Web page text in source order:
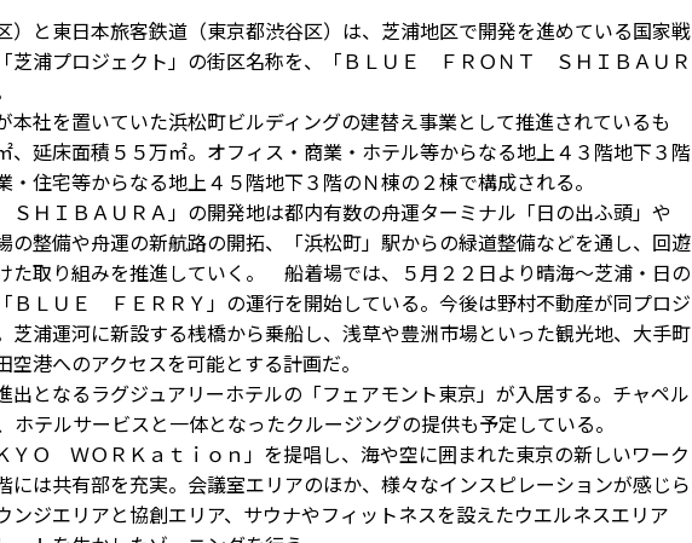
と東日本旅客鉄道（東京都渋谷区）は、芝浦地区で開発を進めている国家戦
芝浦プロジェクト」の街区名称を、「ＢＬＵＥ ＦＲＯＮＴ ＳＨＩＢＡＵＲ
社を置いていた浜松町ビルディングの建替え事業として推進されているも
、延床面積５５万㎡。オフィス・商業・ホテル等からなる地上４３階地下３階
住宅等からなる地上４５階地下３階のＮ棟の２棟で構成される。
ＩＢＡＵＲＡ」の開発地は都内有数の舟運ターミナル「日の出ふ頭」や
の整備や舟運の新航路の開拓、「浜松町」駅からの緑道整備などを通し、回遊
た取り組みを推進していく。 船着場では、５月２２日より晴海～芝浦・日の
ＢＬＵＥ ＦＥＲＲＹ」の運行を開始している。今後は野村不動産が同プロジ
芝浦運河に新設する桟橋から乗船し、浅草や豊洲市場といった観光地、大手町
港へのアクセスを可能とする計画だ。
となるラグジュアリーホテルの「フェアモント東京」が入居する。チャペル
テルサービスと一体となったクルージングの提供も予定している。
ＹＯ ＷＯＲＫａｔｉｏｎ」を提唱し、海や空に囲まれた東京の新しいワーク
には共有部を充実。会議室エリアのほか、様々なインスピレーションが感じら
ンジエリアと協創エリア、サウナやフィットネスを設えたウエルネスエリア